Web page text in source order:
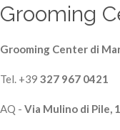
Grooming
Grooming Center di
Tel. +39 327 967 0421
AQ - Via Mulino di Pile,